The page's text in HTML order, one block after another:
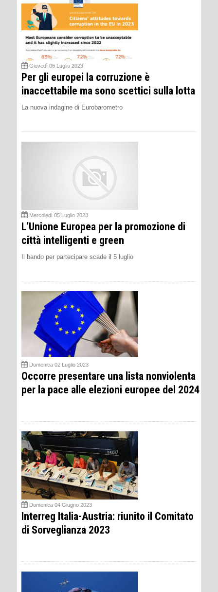
Giovedì 06 Luglio 2023
Per gli europei la corruzione è
inaccettabile ma sono scettici sulla lotta
La nuova indagine di Eurobarometro
Mercoledì 05 Luglio 2023
L’Unione Europea per la promozione di
città intelligenti e green
Il bando per partecipare scade il 5 luglio
Domenica 02 Luglio 2023
Occorre presentare una lista nonviolenta
per la pace alle elezioni europee del 2024
Domenica 04 Giugno 2023
Interreg Italia-Austria: riunito il Comitato
di Sorveglianza 2023